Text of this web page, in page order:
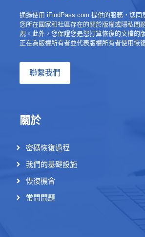
通過使用 iFindPass.com 提供的服務，您同
您所在國家和社區存在的關於版權或隱私問
規。此外，您保證您是您打算恢復的文檔的
正在為版權所有者並代表版權所有者使用恢
聯繫我們
關於
密碼恢復過程
我們的基礎設施
恢復機會
常問問題